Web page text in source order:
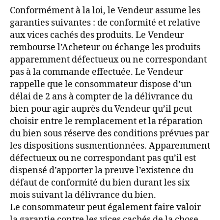
Conformément à la loi, le Vendeur assume les
garanties suivantes : de conformité et relative
aux vices cachés des produits. Le Vendeur
rembourse l’Acheteur ou échange les produits
apparemment défectueux ou ne correspondant
pas à la commande effectuée. Le Vendeur
rappelle que le consommateur dispose d’un
délai de 2 ans à compter de la délivrance du
bien pour agir auprès du Vendeur qu’il peut
choisir entre le remplacement et la réparation
du bien sous réserve des conditions prévues par
les dispositions susmentionnées. Apparemment
défectueux ou ne correspondant pas qu’il est
dispensé d’apporter la preuve l’existence du
défaut de conformité du bien durant les six
mois suivant la délivrance du bien.
Le consommateur peut également faire valoir